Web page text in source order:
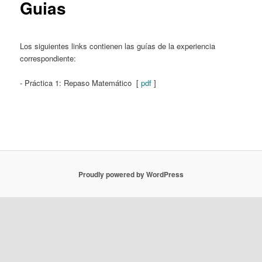
Guias
Los siguientes links contienen las guías de la experiencia
correspondiente:
- Práctica 1: Repaso Matemático [ pdf]
Proudly powered by WordPress